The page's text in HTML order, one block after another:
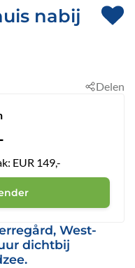
nabij
West-
dichtbij
Delen
EUR 149,-